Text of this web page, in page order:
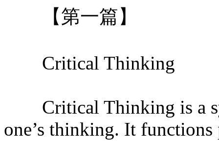
【第一篇】
Critical Thinking
Critical Thinking is a
one’s thinking. It